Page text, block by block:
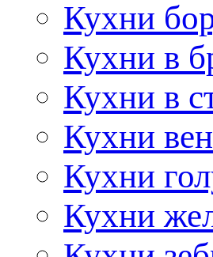
Кухни
Кухни в
Кухни в
Кухни
Кухни
Кухни